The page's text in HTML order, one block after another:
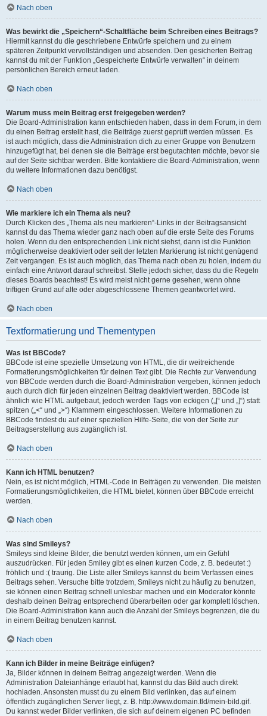
Nach oben
Was bewirkt die „Speichern“-Schaltfläche beim Schreiben eines Beitrags?
Hiermit kannst du die geschriebene Entwürfe speichern und zu einem
späteren Zeitpunkt vervollständigen und absenden. Den gesicherten Beitrag
kannst du mit der Funktion „Gespeicherte Entwürfe verwalten“ in deinem
persönlichen Bereich erneut laden.
Nach oben
Warum muss mein Beitrag erst freigegeben werden?
Die Board-Administration kann entschieden haben, dass in dem Forum, in dem
du einen Beitrag erstellt hast, die Beiträge zuerst geprüft werden müssen. Es
ist auch möglich, dass die Administration dich zu einer Gruppe von Benutzern
hinzugefügt hat, bei denen sie die Beiträge erst begutachten möchte, bevor sie
auf der Seite sichtbar werden. Bitte kontaktiere die Board-Administration, wenn
du weitere Informationen dazu benötigst.
Nach oben
Wie markiere ich ein Thema als neu?
Durch Klicken des „Thema als neu markieren“-Links in der Beitragsansicht
kannst du das Thema wieder ganz nach oben auf die erste Seite des Forums
holen. Wenn du den entsprechenden Link nicht siehst, dann ist die Funktion
möglicherweise deaktiviert oder seit der letzten Markierung ist nicht genügend
Zeit vergangen. Es ist auch möglich, das Thema nach oben zu holen, indem du
einfach eine Antwort darauf schreibst. Stelle jedoch sicher, dass du die Regeln
dieses Boards beachtest! Es wird meist nicht gerne gesehen, wenn ohne
triftigen Grund auf alte oder abgeschlossene Themen geantwortet wird.
Nach oben
Textformatierung und Thementypen
Was ist BBCode?
BBCode ist eine spezielle Umsetzung von HTML, die dir weitreichende
Formatierungsmöglichkeiten für deinen Text gibt. Die Rechte zur Verwendung
von BBCode werden durch die Board-Administration vergeben, können jedoch
auch durch dich für jeden einzelnen Beitrag deaktiviert werden. BBCode ist
ähnlich wie HTML aufgebaut, jedoch werden Tags von eckigen („[“ und „]“) statt
spitzen („<“ und „>“) Klammern eingeschlossen. Weitere Informationen zu
BBCode findest du auf einer speziellen Hilfe-Seite, die von der Seite zur
Beitragserstellung aus zugänglich ist.
Nach oben
Kann ich HTML benutzen?
Nein, es ist nicht möglich, HTML-Code in Beiträgen zu verwenden. Die meisten
Formatierungsmöglichkeiten, die HTML bietet, können über BBCode erreicht
werden.
Nach oben
Was sind Smileys?
Smileys sind kleine Bilder, die benutzt werden können, um ein Gefühl
auszudrücken. Für jeden Smiley gibt es einen kurzen Code, z. B. bedeutet :)
fröhlich und :( traurig. Die Liste aller Smileys kannst du beim Verfassen eines
Beitrags sehen. Versuche bitte trotzdem, Smileys nicht zu häufig zu benutzen,
sie können einen Beitrag schnell unlesbar machen und ein Moderator könnte
deshalb deinen Beitrag entsprechend überarbeiten oder gar komplett löschen.
Die Board-Administration kann auch die Anzahl der Smileys begrenzen, die du
in einem Beitrag benutzen kannst.
Nach oben
Kann ich Bilder in meine Beiträge einfügen?
Ja, Bilder können in deinem Beitrag angezeigt werden. Wenn die
Administration Dateianhänge erlaubt hat, kannst du das Bild auch direkt
hochladen. Ansonsten musst du zu einem Bild verlinken, das auf einem
öffentlich zugänglichen Server liegt, z. B. http://www.domain.tld/mein-bild.gif.
Du kannst weder Bilder verlinken, die sich auf deinem eigenen PC befinden